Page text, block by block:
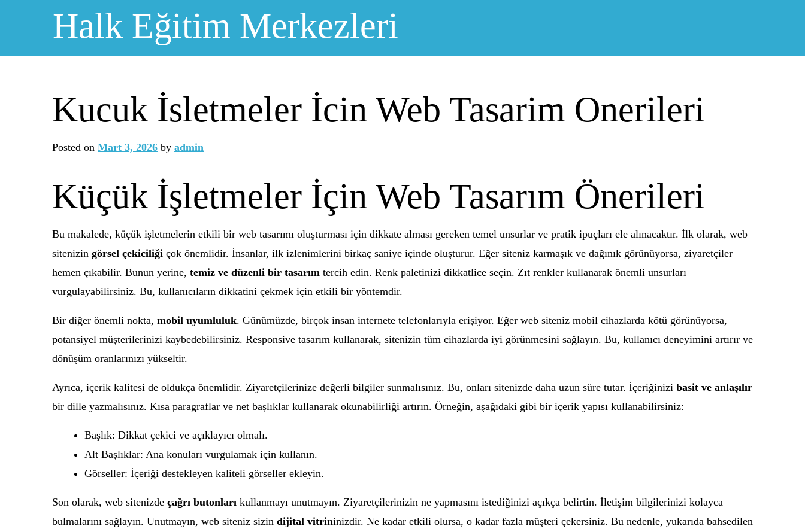
Halk Eğitim Merkezleri
Kucuk İsletmeler İcin Web Tasarim Onerileri
Posted on Mart 3, 2026 by admin
Küçük İşletmeler İçin Web Tasarım Önerileri
Bu makalede, küçük işletmelerin etkili bir web tasarımı oluşturması için dikkate alması gereken temel unsurlar ve pratik ipuçları ele alınacaktır. İlk olarak, web
sitenizin görsel çekiciliği çok önemlidir. İnsanlar, ilk izlenimlerini birkaç saniye içinde oluşturur. Eğer siteniz karmaşık ve dağınık görünüyorsa, ziyaretçiler
hemen çıkabilir. Bunun yerine, temiz ve düzenli bir tasarım tercih edin. Renk paletinizi dikkatlice seçin. Zıt renkler kullanarak önemli unsurları
vurgulayabilirsiniz. Bu, kullanıcıların dikkatini çekmek için etkili bir yöntemdir.
Bir diğer önemli nokta, mobil uyumluluk. Günümüzde, birçok insan internete telefonlarıyla erişiyor. Eğer web siteniz mobil cihazlarda kötü görünüyorsa,
potansiyel müşterilerinizi kaybedebilirsiniz. Responsive tasarım kullanarak, sitenizin tüm cihazlarda iyi görünmesini sağlayın. Bu, kullanıcı deneyimini artırır ve
dönüşüm oranlarınızı yükseltir.
Ayrıca, içerik kalitesi de oldukça önemlidir. Ziyaretçilerinize değerli bilgiler sunmalısınız. Bu, onları sitenizde daha uzun süre tutar. İçeriğinizi basit ve anlaşılır
bir dille yazmalısınız. Kısa paragraflar ve net başlıklar kullanarak okunabilirliği artırın. Örneğin, aşağıdaki gibi bir içerik yapısı kullanabilirsiniz:
Başlık: Dikkat çekici ve açıklayıcı olmalı.
Alt Başlıklar: Ana konuları vurgulamak için kullanın.
Görseller: İçeriği destekleyen kaliteli görseller ekleyin.
Son olarak, web sitenizde çağrı butonları kullanmayı unutmayın. Ziyaretçilerinizin ne yapmasını istediğinizi açıkça belirtin. İletişim bilgilerinizi kolayca
bulmalarını sağlayın. Unutmayın, web siteniz sizin dijital vitrininizdir. Ne kadar etkili olursa, o kadar fazla müşteri çekersiniz. Bu nedenle, yukarıda bahsedilen